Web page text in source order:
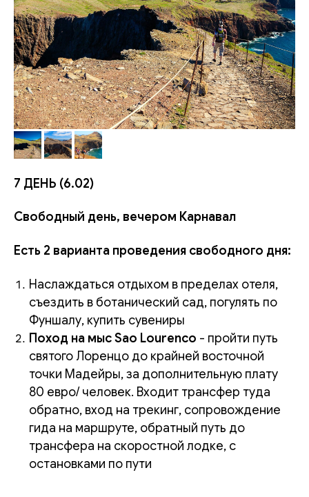
7 ДЕНЬ (6.02)
Свободный день, вечером Карнавал
Есть 2 варианта проведения свободного дня:
Наслаждаться отдыхом в пределах отеля,
съездить в ботанический сад, погулять по
Фуншалу, купить сувениры
Поход на мыс Sao Lourenco - пройти путь
святого Лоренцо до крайней восточной
точки Мадейры, за дополнительную плату
80 евро/ человек. Входит трансфер туда
обратно, вход на трекинг, сопровождение
гида на маршруте, обратный путь до
трансфера на скоростной лодке, с
остановками по пути